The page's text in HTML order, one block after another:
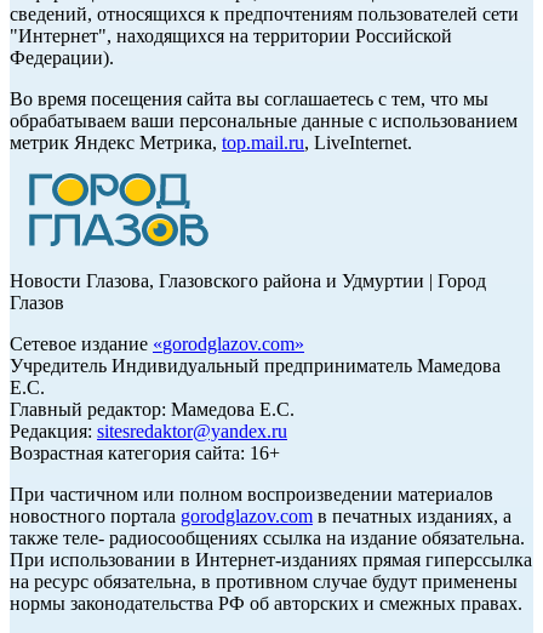
сведений, относящихся к предпочтениям пользователей сети
"Интернет", находящихся на территории Российской
Федерации).
Во время посещения сайта вы соглашаетесь с тем, что мы
обрабатываем ваши персональные данные с использованием
метрик Яндекс Метрика, top.mail.ru, LiveInternet.
Новости Глазова, Глазовского района и Удмуртии | Город
Глазов
Сетевое издание «gorodglazov.com»
Учредитель Индивидуальный предприниматель Мамедова
Е.С.
Главный редактор: Мамедова Е.С.
Редакция: sitesredaktor@yandex.ru
Возрастная категория сайта: 16+
При частичном или полном воспроизведении материалов
новостного портала gorodglazov.com в печатных изданиях, а
также теле- радиосообщениях ссылка на издание обязательна.
При использовании в Интернет-изданиях прямая гиперссылка
на ресурс обязательна, в противном случае будут применены
нормы законодательства РФ об авторских и смежных правах.